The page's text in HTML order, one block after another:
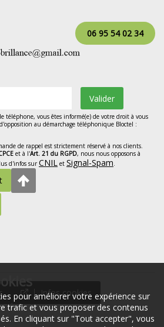
pour améliorer votre expérience sur
trafic et vous proposer des contenus
En cliquant sur "Tout accepter", vous
06 95 54 02 34
Valider
téléphone, vous êtes informé(e) de votre droit à vous
au démarchage téléphonique Bloctel :
de rappel est strictement réservé à nos clients.
et à l'Art. 21 du RGPD, nous nous opposons à
d'infos surCNIL et Signal-Spam
Infos cookies